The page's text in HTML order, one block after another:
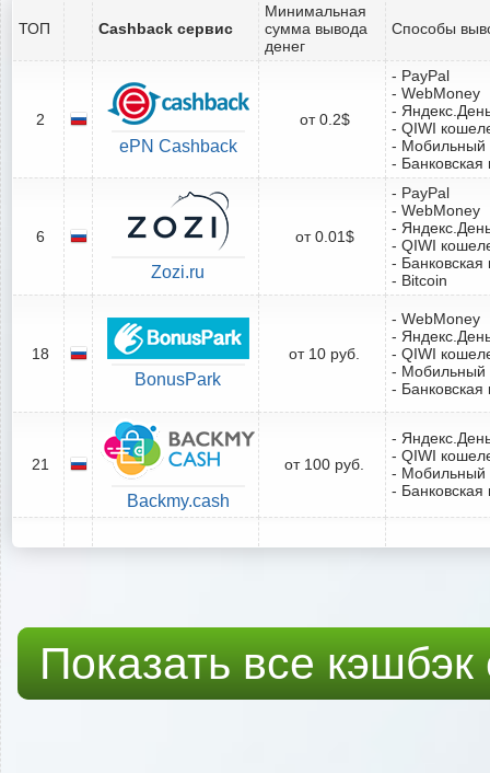
ТОП Cashback сервис
Минимальная
сумма вывода
денег
Способы
2
ePN Cashback
от 0.2$
- PayPal
- WebMoney
-
- QIWI
- Мобильный
- Банковская
6
Zozi.ru
от 0.01$
- PayPal
- WebMoney
-
- QIWI
- Банковская
- Bitcoin
18
BonusPark
от 10 руб.
- WebMoney
-
- QIWI
- Мобильный
- Банковская
21
Backmy.cash
от 100 руб.
-
- QIWI
- Мобильный
- Банковская
Показать все